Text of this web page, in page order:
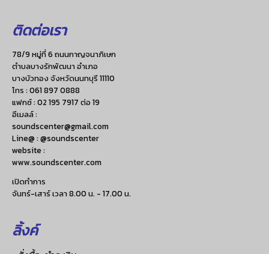
ติดต่อเรา
78/9 หมู่ที่ 6 ถนนกาญจนาภิเษก
ตำบลบางรักพัฒนา อำเภอ
บางบัวทอง จังหวัดนนทบุรี 11110
โทร :061 897 0888
แฟกซ์ :02 195 7917 ต่อ 19
อีเมลล์ :
soundscenter@gmail.com
Line@ : @soundscenter
website :
www.soundscenter.com
เปิดทำการ
จันทร์-เสาร์ เวลา 8.00 น. - 17.00 น.
ลิ้งค์